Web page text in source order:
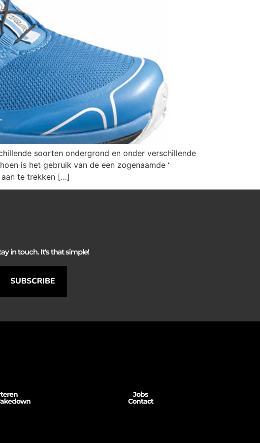
soorten ondergrond en onder verschillende
is het gebruik van de een zogenaamde ‘
aan te trekken […]
in touch. It's that simple!
SUBSCRIBE
Jobs
Contact